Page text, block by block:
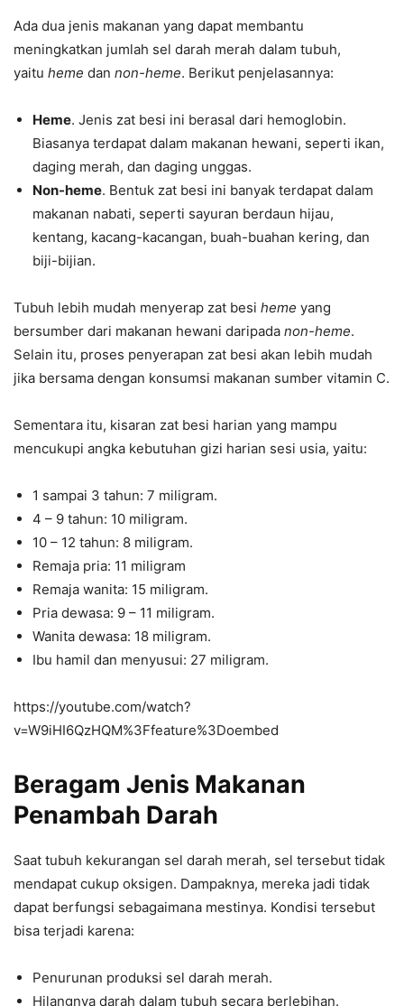
Ada dua jenis makanan yang dapat membantu
meningkatkan jumlah sel darah merah dalam tubuh,
yaitu heme dan non-heme. Berikut penjelasannya:
Heme. Jenis zat besi ini berasal dari hemoglobin.
Biasanya terdapat dalam makanan hewani, seperti ikan,
daging merah, dan daging unggas.
Non-heme. Bentuk zat besi ini banyak terdapat dalam
makanan nabati, seperti sayuran berdaun hijau,
kentang, kacang-kacangan, buah-buahan kering, dan
biji-bijian.
Tubuh lebih mudah menyerap zat besi heme yang
bersumber dari makanan hewani daripada non-heme.
Selain itu, proses penyerapan zat besi akan lebih mudah
jika bersama dengan konsumsi makanan sumber vitamin C.
Sementara itu, kisaran zat besi harian yang mampu
mencukupi angka kebutuhan gizi harian sesi usia, yaitu:
1 sampai 3 tahun: 7 miligram.
4 – 9 tahun: 10 miligram.
10 – 12 tahun: 8 miligram.
Remaja pria: 11 miligram
Remaja wanita: 15 miligram.
Pria dewasa: 9 – 11 miligram.
Wanita dewasa: 18 miligram.
Ibu hamil dan menyusui: 27 miligram.
https://youtube.com/watch?
v=W9iHI6QzHQM%3Ffeature%3Doembed
Beragam Jenis Makanan
Penambah Darah
Saat tubuh kekurangan sel darah merah, sel tersebut tidak
mendapat cukup oksigen. Dampaknya, mereka jadi tidak
dapat berfungsi sebagaimana mestinya. Kondisi tersebut
bisa terjadi karena:
Penurunan produksi sel darah merah.
Hilangnya darah dalam tubuh secara berlebihan.